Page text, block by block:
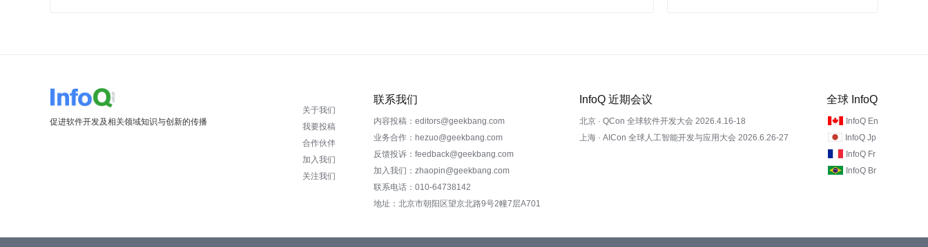
促进软件开发及相关领域知识与创新的传播
关于我们
我要投稿
合作伙伴
加入我们
关注我们
联系我们
内容投稿：editors@geekbang.com
业务合作：hezuo@geekbang.com
反馈投诉：feedback@geekbang.com
加入我们：zhaopin@geekbang.com
联系电话：010-64738142
地址：北京市朝阳区望京北路9号2幢7层A701
InfoQ 近期会议
北京 · QCon 全球软件开发大会 2026.4.16-18
上海 · AICon 全球人工智能开发与应用大会 2026.6.26-27
全球 InfoQ
InfoQ En
InfoQ Jp
InfoQ Fr
InfoQ Br